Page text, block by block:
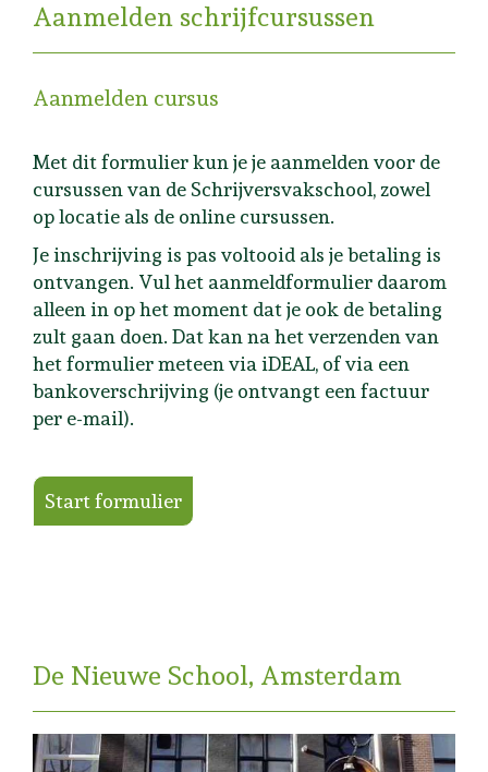
Aanmelden schrijfcursussen
Aanmelden cursus
Met dit formulier kun je je aanmelden voor de
cursussen van de Schrijversvakschool, zowel
op locatie als de online cursussen.
Je inschrijving is pas voltooid als je betaling is
ontvangen. Vul het aanmeldformulier daarom
alleen in op het moment dat je ook de betaling
zult gaan doen. Dat kan na het verzenden van
het formulier meteen via iDEAL, of via een
bankoverschrijving (je ontvangt een factuur
per e-mail).
Start formulier
De Nieuwe School, Amsterdam